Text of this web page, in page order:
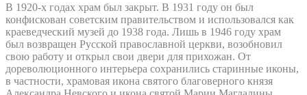
В 1920-х годах храм был закрыт. В 1931 году он был
конфискован советским правительством и использовался как
краеведческий музей до 1938 года. Лишь в 1946 году храм
был возвращен Русской православной церкви, возобновил
свою работу и открыл свои двери для прихожан. От
дореволюционного интерьера сохранились старинные иконы,
в частности, храмовая икона святого благоверного князя